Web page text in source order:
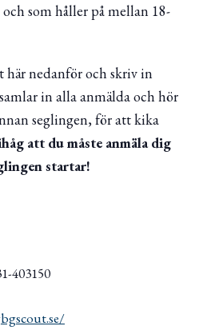
som håller på mellan 18-
nedanför och skriv in
in alla anmälda och hör
seglingen, för att kika
att du måste anmäla dig
startar!
403150